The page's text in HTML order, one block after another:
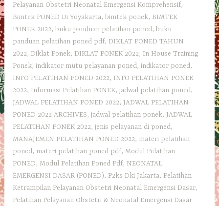
Pelayanan Obstetri Neonatal Emergensi Komprehensif,
Bimtek PONED Di Yoyakarta, bimtek ponek, BIMTEK
PONEK 2022, buku panduan pelatihan poned, buku
panduan pelatihan poned pdf,DIKLAT PONED TAHUN
2022,Diklat Ponek,DIKLAT PONEK 2022, In House Training
Ponek,indikator mutu pelayanan poned,indikator poned,
INFO PELATIHAN PONED 2022, INFO PELATIHAN PONEK
2022, Informasi Pelatihan PONEK,jadwal pelatihan poned,
JADWAL PELATIHAN PONED 2022, JADWAL PELATIHAN
PONED 2022 ARCHIVES,jadwal pelatihan ponek, JADWAL
PELATIHAN PONEK 2022,jenis pelayanan di poned,
MANAJEMEN PELATIHAN PONED 2022, materi pelatihan
poned, materi pelatihan poned pdf,Modul Pelatihan
PONED,Modul Pelatihan Poned Pdf, NEONATAL
EMERGENSI DASAR (PONED), P2ks Dki Jakarta, Pelatihan
Ketrampilan Pelayanan Obstetri Neonatal Emergensi Dasar,
Pelatihan Pelayanan Obstetri & Neonatal Emergensi Dasar